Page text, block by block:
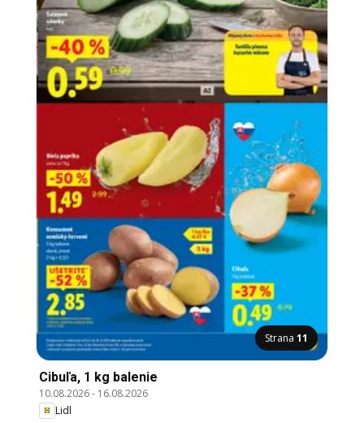
Strana 11
Cibuľa, 1 kg balenie
10.08.2026- 16.08.2026
Lidl